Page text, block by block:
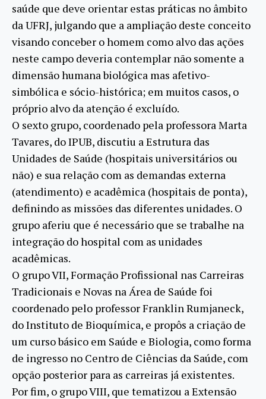
saúde que deve orientar estas práticas no âmbito
da UFRJ, julgando que a ampliação deste conceito
visando conceber o homem como alvo das ações
neste campo deveria contemplar não somente a
dimensão humana biológica mas afetivo-
simbólica e sócio-histórica; em muitos casos, o
próprio alvo da atenção é excluído.
O sexto grupo, coordenado pela professora Marta
Tavares, do IPUB, discutiu a Estrutura das
Unidades de Saúde (hospitais universitários ou
não) e sua relação com as demandas externa
(atendimento) e acadêmica (hospitais de ponta),
definindo as missões das diferentes unidades. O
grupo aferiu que é necessário que se trabalhe na
integração do hospital com as unidades
acadêmicas.
O grupo VII, Formação Profissional nas Carreiras
Tradicionais e Novas na Área de Saúde foi
coordenado pelo professor Franklin Rumjaneck,
do Instituto de Bioquímica, e propôs a criação de
um curso básico em Saúde e Biologia, como forma
de ingresso no Centro de Ciências da Saúde, com
opção posterior para as carreiras já existentes.
Por fim, o grupo VIII, que tematizou a Extensão